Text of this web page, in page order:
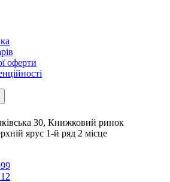
оферти
30, Книжковий ринок
ярус 1-й ряд 2 місце